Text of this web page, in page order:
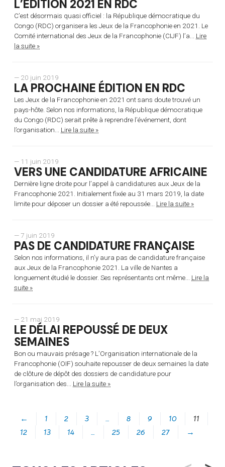
L’ÉDITION 2021 EN RDC
C’est désormais quasi officiel : la République démocratique du
Congo (RDC) organisera les Jeux de la Francophonie en 2021. Le
Comité international des Jeux de la Francophonie (CIJF) l’a... Lire
la suite »
— 20 juin 2019
LA PROCHAINE ÉDITION EN RDC
Les Jeux de la Francophonie en 2021 ont sans doute trouvé un
pays-hôte. Selon nos informations, la République démocratique
du Congo (RDC) serait prête à reprendre l’événement, dont
l’organisation... Lire la suite »
— 11 juin 2019
VERS UNE CANDIDATURE AFRICAINE
Dernière ligne droite pour l’appel à candidatures aux Jeux de la
Francophonie 2021. Initialement fixée au 31 mars 2019, la date
limite pour déposer un dossier a été repoussée... Lire la suite »
— 7 juin 2019
PAS DE CANDIDATURE FRANÇAISE
Selon nos informations, il n’y aura pas de candidature française
aux Jeux de la Francophonie 2021. La ville de Nantes a
longuement étudié le dossier. Ses représentants ont même... Lire la
suite »
— 21 mai 2019
LE DÉLAI REPOUSSÉ DE DEUX
SEMAINES
Bon ou mauvais présage ? L’Organisation internationale de la
Francophonie (OIF) souhaite repousser de deux semaines la date
de clôture de dépôt des dossiers de candidature pour
l’organisation des... Lire la suite »
← 1 2 3 … 8 9 10
11
12
13 14 … 25 26 27 →